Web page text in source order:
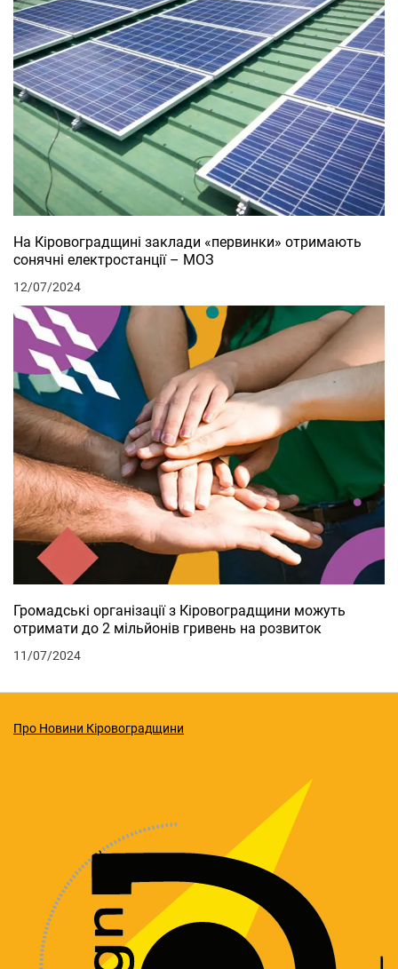
На Кіровоградщині заклади «первинки» отримають
сонячні електростанції – МОЗ
12/07/2024
Громадські організації з Кіровоградщини можуть
отримати до 2 мільйонів гривень на розвиток
11/07/2024
Про Новини Кіровоградщини